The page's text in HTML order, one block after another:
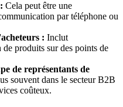
Cela peut être une
par téléphone ou
: Inclut
produits sur des points de
de représentants de
souvent dans le secteur B2B
coûteux.